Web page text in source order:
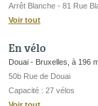
Arrêt Blanche - 81 Rue
Voir tout
En vélo
Douai - Bruxelles, à 196
50b Rue de Douai
Capacité : 27 vélos